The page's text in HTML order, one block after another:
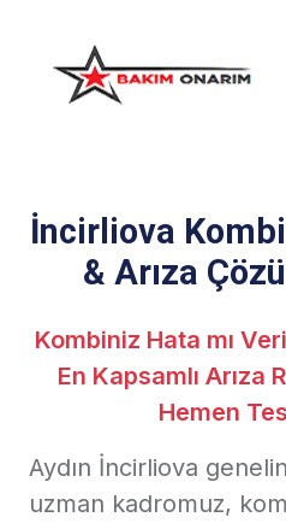
İncirliova
& Arıza
Kombiniz Hata mı
En Kapsamlı Arıza
Hemen
Aydın İncirliova
uzman kadromuz,